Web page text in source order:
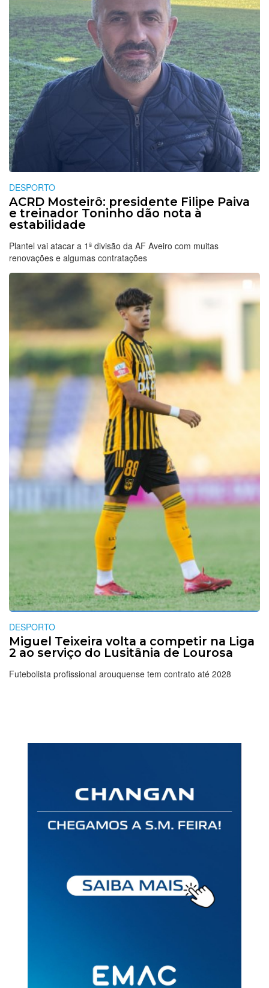
DESPORTO
ACRD Mosteirô: presidente Filipe Paiva
e treinador Toninho dão nota à
estabilidade
Plantel vai atacar a 1ª divisão da AF Aveiro com muitas
renovações e algumas contratações
DESPORTO
Miguel Teixeira volta a competir na Liga
2 ao serviço do Lusitânia de Lourosa
Futebolista profissional arouquense tem contrato até 2028